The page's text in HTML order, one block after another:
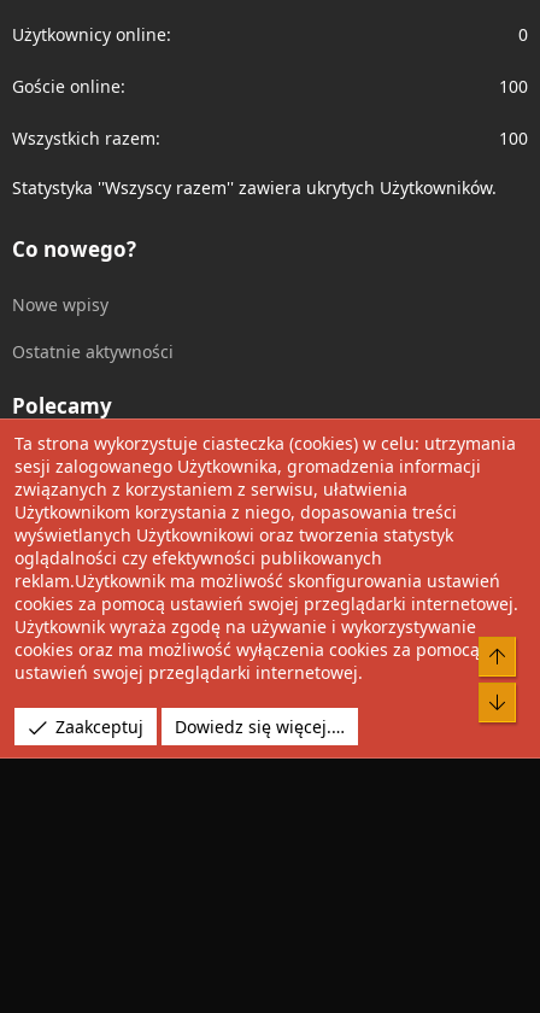
Użytkownicy online 0
Goście online 100
Wszystkich razem 100
Statystyka ''Wszyscy razem'' zawiera ukrytych Użytkowników.
Co nowego?
Nowe wpisy
Ostatnie aktywności
Polecamy
Wolnościowe cytaty
Udostępnij
Facebook
TwitterRedditPinterest
TumblrWhatsApp
Umieść Link
Community platform by XenForo® © 2010-2022 XenForo Ltd.
Pixel Exit
Tłumaczenie wykonane przezXboxForum.pl
Media embeds
via s9e/MediaSites
Ta strona wykorzystuje ciasteczka (cookies) w celu: utrzymania
sesji zalogowanego Użytkownika, gromadzenia informacji
związanych z korzystaniem z serwisu, ułatwienia
Użytkownikom korzystania z niego, dopasowania treści
wyświetlanych Użytkownikowi oraz tworzenia statystyk
oglądalności czy efektywności publikowanych
reklam.Użytkownik ma możliwość skonfigurowania ustawień
cookies za pomocą ustawień swojej przeglądarki internetowej.
Użytkownik wyraża zgodę na używanie i wykorzystywanie
cookies oraz ma możliwość wyłączenia cookies za pomocą
ustawień swojej przeglądarki internetowej.
Zaakceptuj Dowiedz się więcej.…
Do